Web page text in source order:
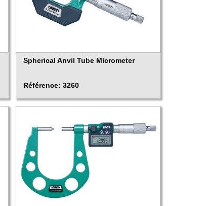
Spherical Anvil Tube Micrometer
Référence: 3260